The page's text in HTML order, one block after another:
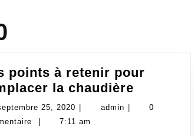
points à retenir pour
la chaudière
points
25, 2020 septembre
25,
admin admin0
7:11 am